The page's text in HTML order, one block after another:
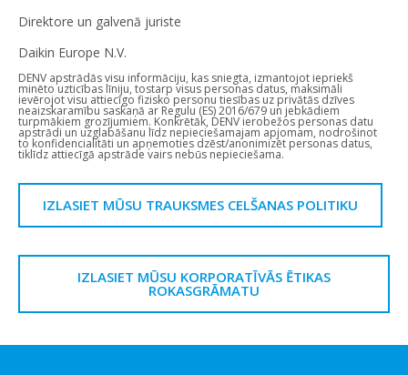
Direktore un galvenā juriste
Daikin Europe N.V.
DENV apstrādās visu informāciju, kas sniegta, izmantojot iepriekš
minēto uzticības līniju, tostarp visus personas datus, maksimāli
ievērojot visu attiecīgo fizisko personu tiesības uz privātās dzīves
neaizskaramību saskaņā ar Regulu (ES) 2016/679 un jebkādiem
turpmākiem grozījumiem. Konkrētāk, DENV ierobežos personas datu
apstrādi un uzglabāšanu līdz nepieciešamajam apjomam, nodrošinot
to konfidencialitāti un apņemoties dzēst/anonimizēt personas datus,
tiklīdz attiecīgā apstrāde vairs nebūs nepieciešama.
IZLASIET MŪSU TRAUKSMES CELŠANAS POLITIKU
IZLASIET MŪSU KORPORATĪVĀS ĒTIKAS
ROKASGRĀMATU